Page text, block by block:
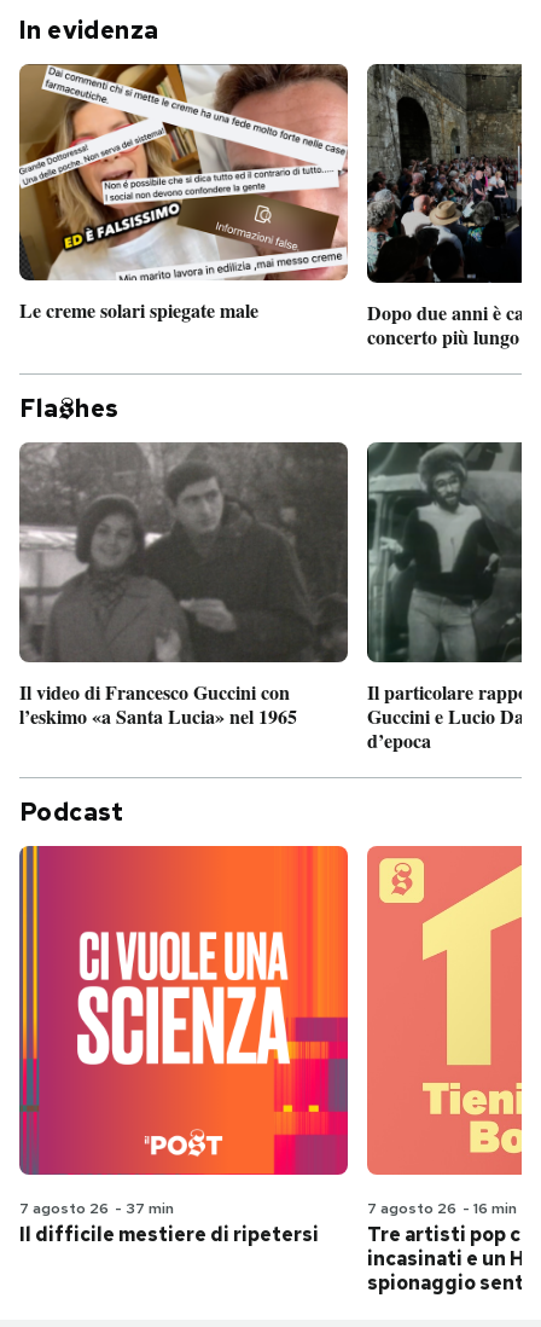
In evidenza
Le creme solari spiegate male
Dopo due anni è
concerto più lungo
Fla hes
Il video di Francesco Guccini con
l’eskimo «a Santa Lucia» nel 1965
Il particolare
Guccini e Lucio
d’epoca
Podcast
7 agosto 26 - 37 min
Il difficile mestiere di ripetersi
7 agosto 26 - 16 min
Tre artisti pop
incasinati e un
spionaggio